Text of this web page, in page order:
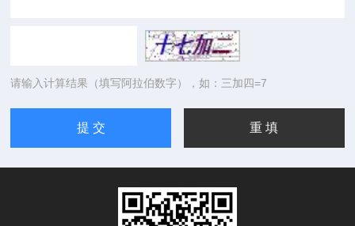
请输入计算结果（填写阿拉伯数字），如：三加四=7